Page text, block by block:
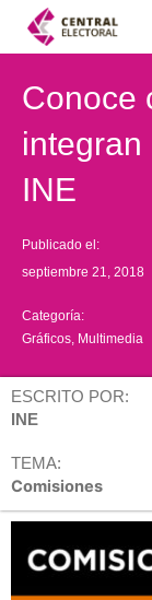
Conoce
integran
INE
Publicado el:
septiembre 21, 2018
Categoría:
Gráficos Multimedia
ESCRITO POR:
INE
TEMA:
Comisiones